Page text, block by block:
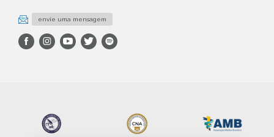
envie uma mensagem